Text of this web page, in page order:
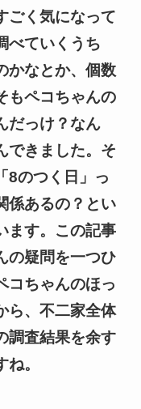
ごく気になって
べていくうち
かなとか、個数
もペコちゃんの
だっけ？なん
できました。そ
8のつく日」っ
係あるの？とい
ます。この記事
の疑問を一つひ
コちゃんのほっ
ら、不二家全体
調査結果を余す
。